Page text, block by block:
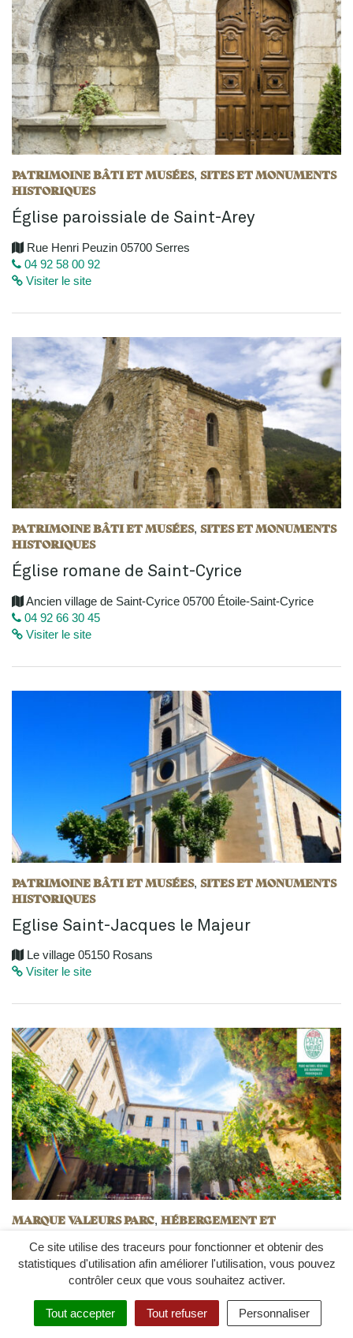
Ce site utilise des traceurs pour fonctionner et obtenir des
statistiques d'utilisation afin améliorer l'utilisation, vous pouvez
contrôler ceux que vous souhaitez activer.
Tout accepter Tout refuser Personnaliser
PATRIMOINE BÂTI ET MUSÉES, SITES ET MONUMENTS
HISTORIQUES
Église paroissiale de Saint-Arey
Rue Henri Peuzin 05700 Serres
04 92 58 00 92
Visiter le site
PATRIMOINE BÂTI ET MUSÉES, SITES ET MONUMENTS
HISTORIQUES
Église romane de Saint-Cyrice
Ancien village de Saint-Cyrice 05700 Étoile-Saint-Cyrice
04 92 66 30 45
Visiter le site
PATRIMOINE BÂTI ET MUSÉES, SITES ET MONUMENTS
HISTORIQUES
Eglise Saint-Jacques le Majeur
Le village 05150 Rosans
Visiter le site
MARQUE VALEURS PARC, HÉBERGEMENT ET
Escapade Vacances – Le Cloître des
Dominicains
Rue de la Cour du Roi Dauphin 26170 Buis-les-Baronnies